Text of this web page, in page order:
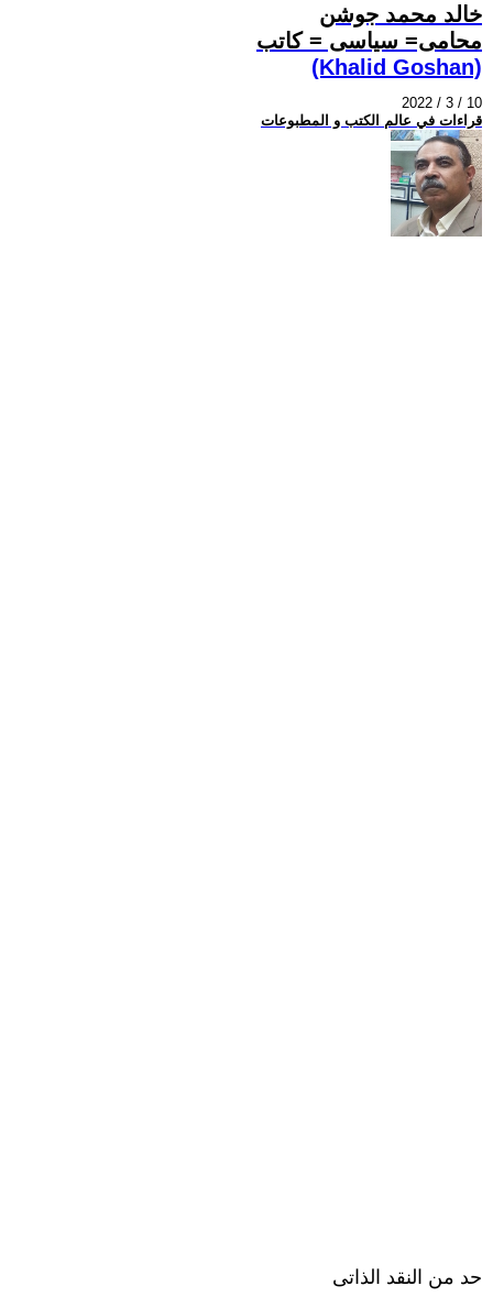
خالد محمد جوشن
محامى= سياسى = كاتب
(Khalid Goshan)
2022 / 3 / 10
قراءات في عالم الكتب و المطبوعات
حد من النقد الذاتى